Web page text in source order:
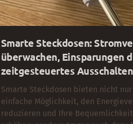
Smarte Steckdosen:
überwachen, Einsparungen
zeitgesteuertes
Smarte Steckdosen bieten nicht
einfache Möglichkeit, den
reduzieren und Ihre